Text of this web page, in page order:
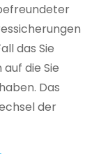
das Sie
die Sie
Das
der